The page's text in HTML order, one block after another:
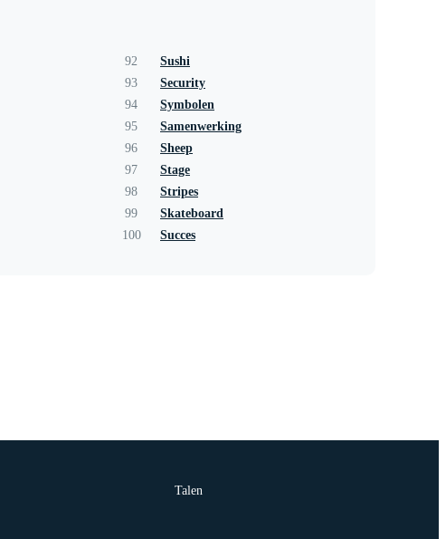
92
Sushi
93
Security
94
Symbolen
95
Samenwerking
96
Sheep
97
Stage
98
Stripes
99
Skateboard
100
Succes
Talen